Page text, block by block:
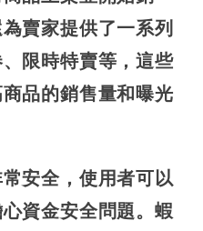
賣家提供了一系列
限時特賣等，這些
品的銷售量和曝光
安全，使用者可以
資金安全問題。蝦